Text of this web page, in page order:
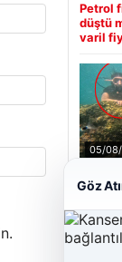
Petrol
düştü
varil
05/
Göz